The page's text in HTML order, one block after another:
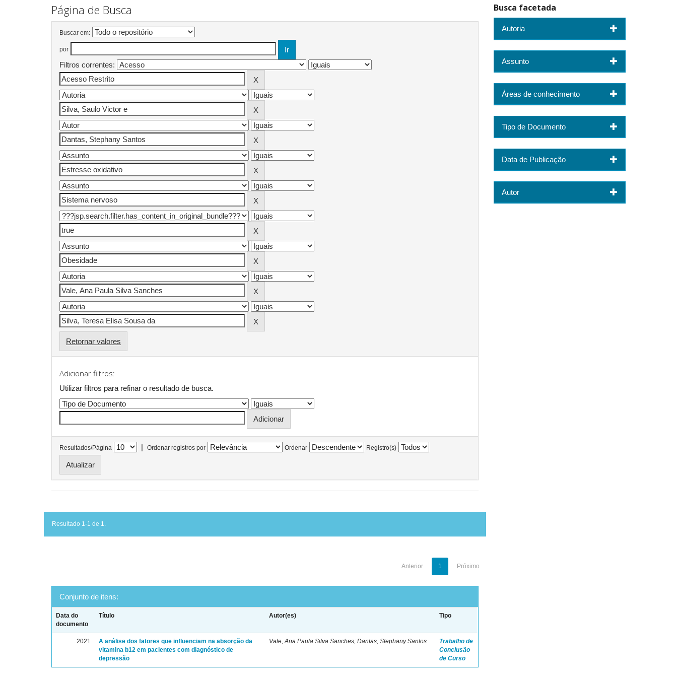
Página de Busca
Buscar em:
por
Filtros correntes:
Retornar valores
Adicionar filtros:
Utilizar filtros para refinar o resultado de busca.
Resultados/Página | Ordenar registros por Ordenar Registro(s)
Resultado 1-1 de 1.
Anterior 1 Próximo
Conjunto de itens:
Data do
documento
Título Autor(es) Tipo
2021
A análise dos fatores que influenciam na absorção da
vitamina b12 em pacientes com diagnóstico de
depressão
Vale, Ana Paula Silva Sanches; Dantas, Stephany Santos
Trabalho de
Conclusão
de Curso
Busca facetada
Autoria
Assunto
Áreas de conhecimento
Tipo de Documento
Data de Publicação
Autor